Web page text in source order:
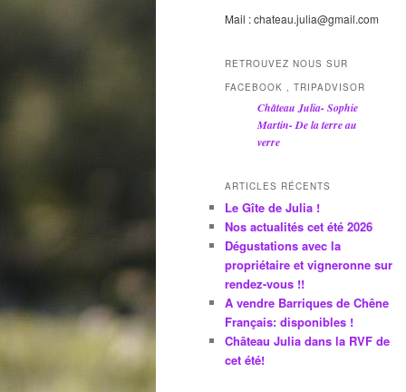
Mail : chateau.julia@gmail.com
RETROUVEZ NOUS SUR
FACEBOOK , TRIPADVISOR
Château Julia- Sophie
Martin- De la terre au
verre
ARTICLES RÉCENTS
Le Gîte de Julia !
Nos actualités cet été 2026
Dégustations avec la
propriétaire et vigneronne sur
rendez-vous !!
A vendre Barriques de Chêne
Français: disponibles !
Château Julia dans la RVF de
cet été!